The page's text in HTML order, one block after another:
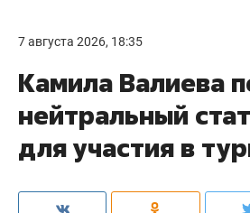
7 августа 2026, 18:35
Камила Валиева
нейтральный
для участия в